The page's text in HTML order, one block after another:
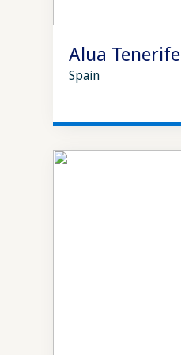
Alua Tenerife
Spain